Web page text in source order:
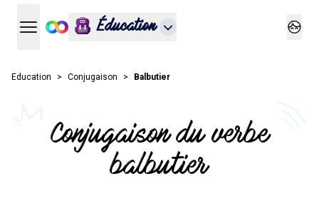
Ouvrir le menu principal
Éducation
Education Conjugaison Balbutier
Conjugaison du verbe
balbutier